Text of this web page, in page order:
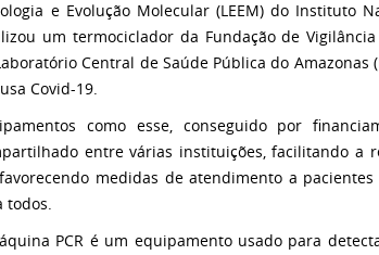
e Evolução Molecular (LEEM) do Instituto
um termociclador da Fundação de Vigilância
Central de Saúde Pública do Amazonas
Covid-19.
como esse, conseguido por
entre várias instituições, facilitando a
medidas de atendimento a
todos.
PCR é um equipamento usado para